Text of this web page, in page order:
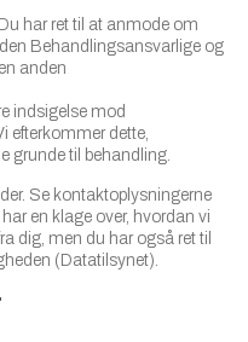
har ret til at anmode om
Behandlingsansvarlige og
anden
indsigelse mod
efterkommer dette,
grunde til behandling.
Se kontaktoplysningerne
en klage over, hvordan vi
dig, men du har også ret til
(Datatilsynet).